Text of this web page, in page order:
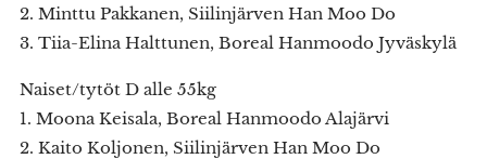
2. Minttu Pakkanen, Siilinjärven Han Moo Do
3. Tiia-Elina Halttunen, Boreal Hanmoodo Jyväskylä
Naiset/tytöt D alle 55kg
1. Moona Keisala, Boreal Hanmoodo Alajärvi
2. Kaito Koljonen, Siilinjärven Han Moo Do